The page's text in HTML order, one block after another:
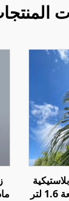
من مادة PCTG بسعة 1.6 لتر